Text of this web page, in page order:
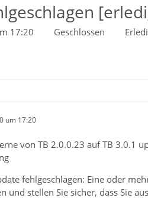
17:20 Geschlossen
um 17:20
von TB 2.0.0.23 auf TB 3.0.1
fehlgeschlagen: Eine oder
und stellen Sie sicher, dass Sie